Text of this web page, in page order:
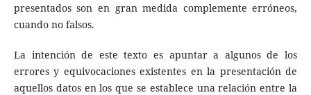
presentados son en gran medida complemente erróneos,
cuando no falsos.
La intención de este texto es apuntar a algunos de los
errores y equivocaciones existentes en la presentación de
aquellos datos en los que se establece una relación entre la